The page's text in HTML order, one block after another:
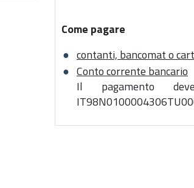
Come pagare
contanti, bancomat o
Conto corrente bancario
Il pagamento